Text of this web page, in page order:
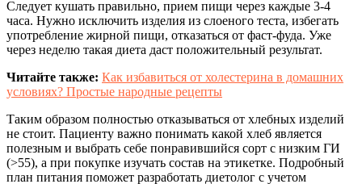
Следует кушать правильно, прием пищи через каждые 3-4
часа. Нужно исключить изделия из слоеного теста, избегать
употребление жирной пищи, отказаться от фаст-фуда. Уже
через неделю такая диета даст положительный результат.
Читайте также: Как избавиться от холестерина в домашних
условиях? Простые народные рецепты
Таким образом полностью отказываться от хлебных изделий
не стоит. Пациенту важно понимать какой хлеб является
полезным и выбрать себе понравившийся сорт с низким ГИ
(>55), а при покупке изучать состав на этикетке. Подробный
план питания поможет разработать диетолог с учетом